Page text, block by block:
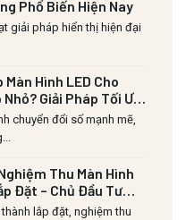
Phổ Biến Hiện Nay
giải pháp hiển thị hiện đại
Màn Hình LED Cho
Giải Pháp Tối Ưu
Chi Phí
chuyển đổi số mạnh mẽ,
Thu Màn Hình
Đặt – Chủ Đầu Tư
Những Gì?
lắp đặt, nghiệm thu